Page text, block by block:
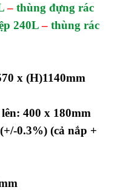
– thùng đựng rác
240L – thùng rác
x (H)1140mm
400 x 180mm
0.3%) (cả nắp +